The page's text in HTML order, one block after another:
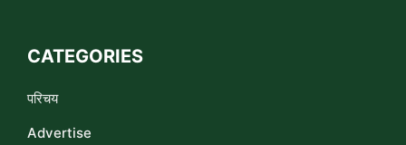
CATEGORIES
परिचय
Advertise